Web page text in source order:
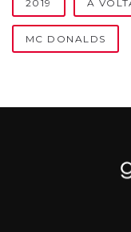
2019 A
MC DONALDS